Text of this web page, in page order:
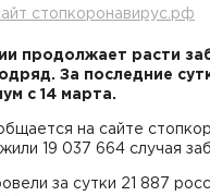
стопкоронавирус.рф
продолжает расти
За последние
с 14 марта.
на сайте
19 037 664 случая
за сутки 21 887